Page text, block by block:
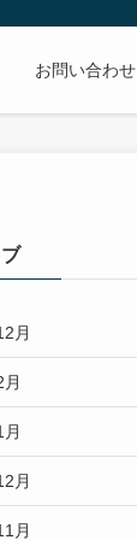
お問い合わせ
月
月
月